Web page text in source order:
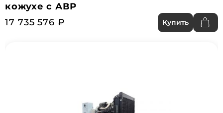
кожухе с АВР
17 735 576 ₽
Купить